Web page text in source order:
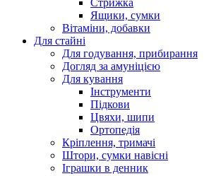
Стрижка
Ящики, сумки
Вітаміни, добавки
Для стайні
Для годування, прибирання
Догляд за амуніцією
Для кування
Інструменти
Підкови
Цвяхи, шипи
Ортопедія
Кріплення, тримачі
Штори, сумки навісні
Іграшки в денник